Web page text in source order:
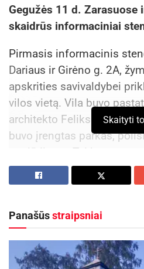
Gegužės 11 d. Zarasuose
skaidrūs informaciniai
Pirmasis informacinis
Dariaus ir Girėno g. 2A,
apskrities savivaldybei
vilos vietą. Vila buvo
architekto Felikso
buvo įrengtas parkas,
paplūdimys. Tai buvo
kurioje apsistodavo iš
atvykę poilsiautojai.
Antrojo pasaulinio karo
Informacinio stendo
Skaityti
Panašūsstraipsniai